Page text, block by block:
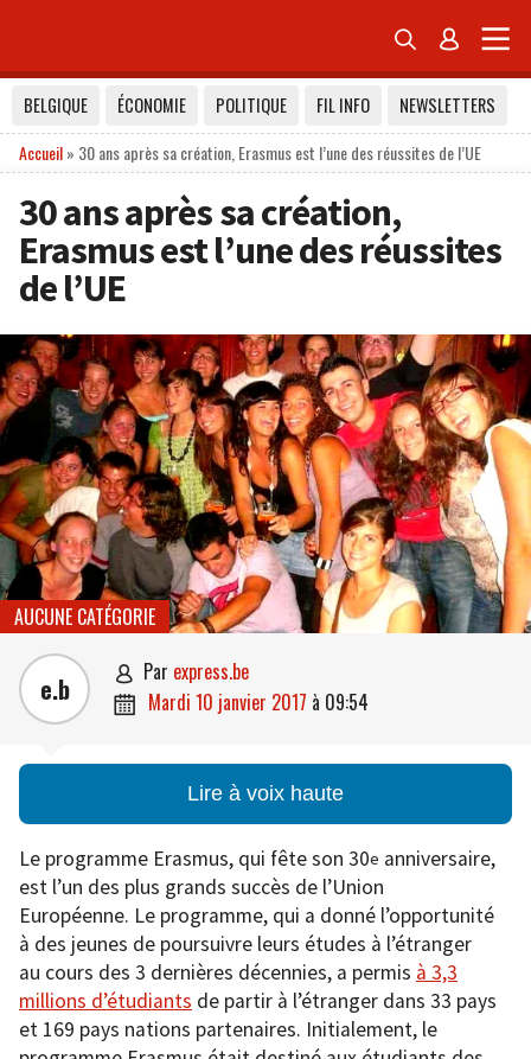
 
BELGIQUE ÉCONOMIE POLITIQUE FIL INFO
NEWSLETTERS
Accueil» 30 ans après sa création, Erasmus est l’une des réussites de l’UE
30 ans après sa création,
Erasmus est l’une des réussites
de l’UE
AUCUNE CATÉGORIE
e.b  par express.be
 mardi 10 janvier 2017 à 09:54
Lire à voix haute
Le programme Erasmus, qui fête son 30e anniversaire,
est l’un des plus grands succès de l’Union
Européenne. Le programme, qui a donné l’opportunité
à des jeunes de poursuivre leurs études à l’étranger
au cours des 3 dernières décennies, a permis à 3,3
millions d’étudiants de partir à l’étranger dans 33 pays
et 169 pays nations partenaires. Initialement, le